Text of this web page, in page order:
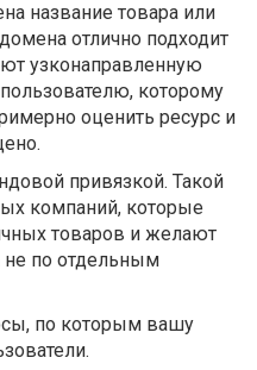
название товара или
отлично подходит
узконаправленную
которому
оценить ресурс и
привязкой. Такой
компаний, которые
товаров и желают
не по отдельным
по которым вашу